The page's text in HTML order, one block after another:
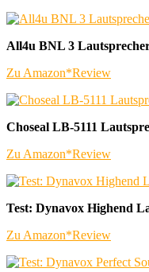
All4u BNL 3
Zu Amazon*Review
Choseal LB-5111
Zu Amazon*Review
Test: Dynavox Highend
Zu Amazon*Review